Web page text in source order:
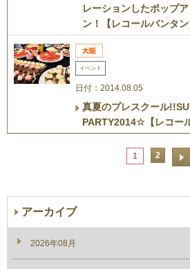
レーションしたポップ
ン！【レコールバンタ
イベント
日付：2014.08.05
真夏のプレスクール
PARTY2014☆【レコー
1 2
アーカイブ
2026年08月